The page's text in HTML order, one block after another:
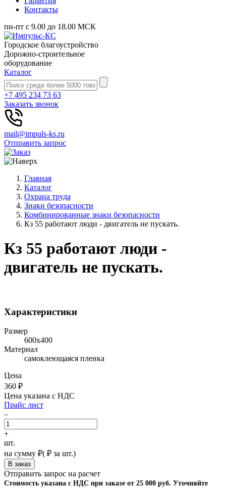
Контакты
пн-пт с 9.00 до 18.00 МСК
Городское благоустройство
Дорожно-строительное
оборудование
Каталог
+7 495 234 73 63
Заказать звонок
mail@impuls-ks.ru
Отправить запрос
Главная
Каталог
Охрана труда
Знаки безопасности
Комбинированные знаки безопасности
Кз 55 работают люди - двигатель не пускать.
Кз 55 работают люди -
двигатель не пускать.
Характеристики
Размер
600х400
Материал
самоклеющаяся пленка
Цена
360 ₽
Цена указана с НДС
Прайс лист
–
+
шт.
на сумму ₽( ₽ за шт.)
Отправить запрос на расчет
Стоимость указана с НДС при заказе от 25 000 руб. Уточняйте